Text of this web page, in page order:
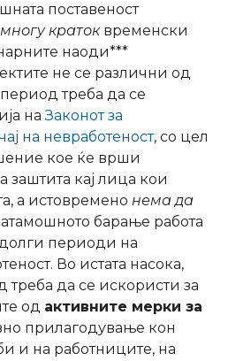
поставеност
многу кратоквременски
наоди***
не се различни од
треба да се
наЗаконот за
на невработеност, со цел
кое ќе врши
заштита кај лица кои
а истовремено нема да
барање работа
периоди на
Во истата насока,
треба да се искористи за
од активните мерки за
прилагодување кон
и на работниците, на